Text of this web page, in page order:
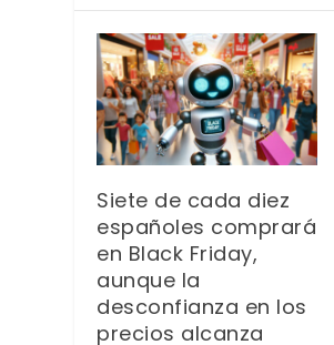
Siete de cada diez
españoles comprará
en Black Friday,
aunque la
desconfianza en los
precios alcanza